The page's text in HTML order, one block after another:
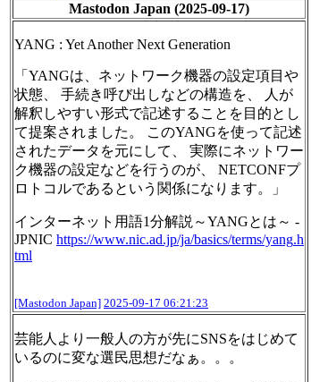
Mastodon Japan (2025-09-17)
YANG : Yet Another Next Generation
「YANGは、ネットワーク機器の設定項目や
状態、 手続き呼び出しなどの構造を、 人が
解釈しやすい形式で記述することを目的とし
て提案されました。 このYANGを使って記述
されたデータを元にして、 実際にネットワー
ク機器の設定などを行うのが、 NETCONFプ
ロトコルであるという関係になります。」
インターネット用語1分解説～YANGとは～ -
JPNIC https://www.nic.ad.jp/ja/basics/terms/yang.h
tml
[Mastodon Japan] 2025-09-17 06:21:23
芸能人より一般人の方が先にSNSをはじめて
いるのに変な選民思想だなぁ。。。